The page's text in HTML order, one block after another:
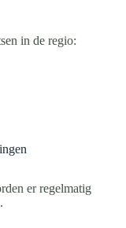
in de regio:
er regelmatig